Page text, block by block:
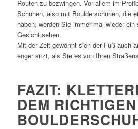
Routen zu bezwingen. Vor allem im
Schuhen, also mit Boulderschuhen, die
haben, werden Sie immer mal wieder
Gesicht sehen.
Mit der Zeit gewöhnt sich der Fuß auch
enger sitzt, als Sie es von Ihren
FAZIT:
DEM RICHTIGEN